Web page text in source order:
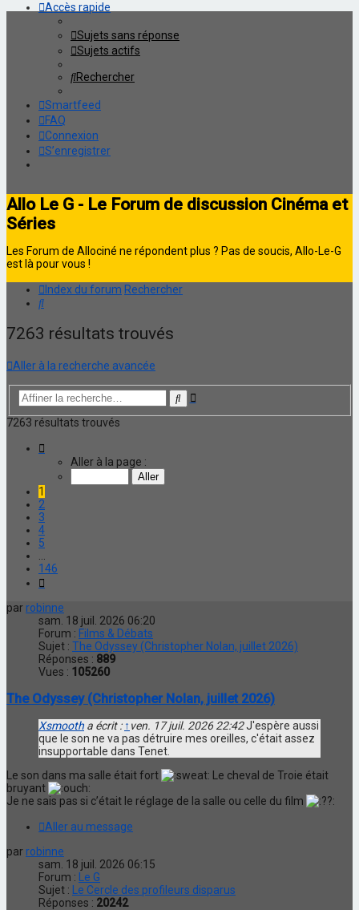
Accès rapide
Sujets sans réponse
Sujets actifs
Rechercher
Smartfeed
FAQ
Connexion
S’enregistrer
Allo Le G - Le Forum de discussion Cinéma et
Séries
Les Forum de Allociné ne répondent plus ? Pas de soucis, Allo-Le-G
est là pour vous !
Index du forum Rechercher
Rechercher
7263 résultats trouvés
Aller à la recherche avancée
Rechercher
Recherche
7263 résultats trouvés
1
146
Aller à la page :
1
2
3
4
5
146
par robinne
sam. 18 juil. 2026 06:20
Forum : Films & Débats
Sujet : The Odyssey (Christopher Nolan, juillet 2026)
Réponses : 889
Vues : 105260
The Odyssey (Christopher Nolan, juillet 2026)
Xsmooth a écrit : ↑ ven. 17 juil. 2026 22:42J'espère aussi
que le son ne va pas détruire mes oreilles, c'était assez
insupportable dans Tenet.
Le son dans ma salle était fort
Le cheval de Troie était
bruyant
Je ne sais pas si c’était le réglage de la salle ou celle du film
Aller au message
par robinne
sam. 18 juil. 2026 06:15
Forum : Le G
Sujet : Le Cercle des profileurs disparus
Réponses : 20242